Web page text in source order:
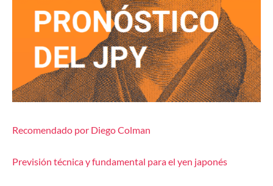
Recomendado por Diego Colman
Previsión técnica y fundamental para el yen japonés